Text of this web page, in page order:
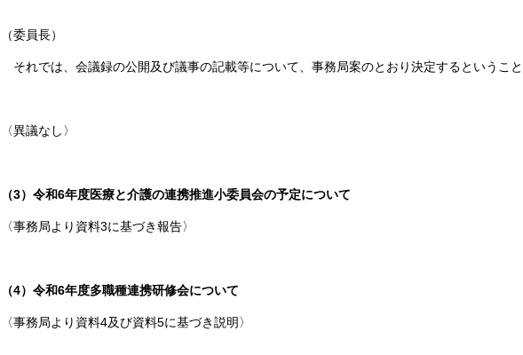
（委員長）
それでは、会議録の公開及び議事の記載等について、事務局案のとおり決定するということ
〈異議なし〉
（3）令和6年度医療と介護の連携推進小委員会の予定について
〈事務局より資料3に基づき報告〉
（4）令和6年度多職種連携研修会について
〈事務局より資料4及び資料5に基づき説明〉